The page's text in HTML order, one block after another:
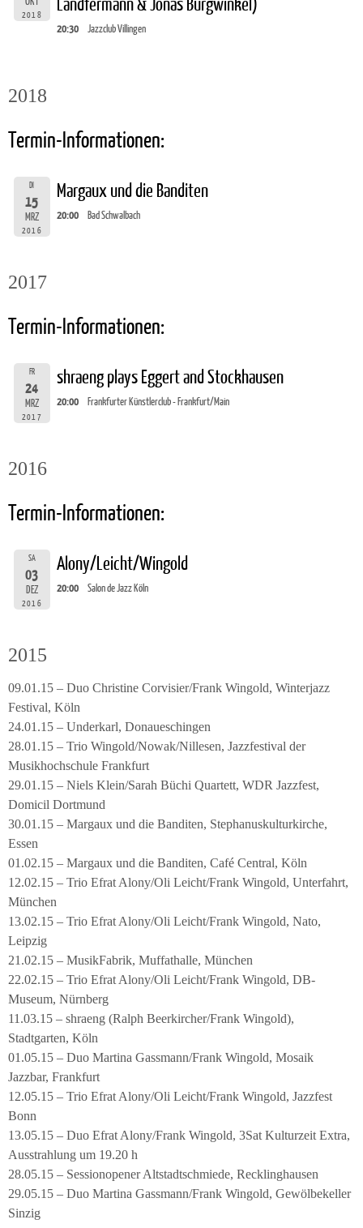
2018
Landfermann & Jonas Burgwinkel)
20:30 Jazzclub Villingen
2018
Termin-Informationen:
DI
15
MRZ
2016
Margaux und die Banditen
20:00 Bad Schwalbach
2017
Termin-Informationen:
FR
24
MRZ
2017
shraeng plays Eggert and Stockhausen
20:00 Frankfurter Künstlerclub - Frankfurt/Main
2016
Termin-Informationen:
SA
03
DEZ
2016
Alony/Leicht/Wingold
20:00 Salon de Jazz Köln
2015
09.01.15 – Duo Christine Corvisier/Frank Wingold, Winterjazz
Festival, Köln
24.01.15 – Underkarl, Donaueschingen
28.01.15 – Trio Wingold/Nowak/Nillesen, Jazzfestival der
Musikhochschule Frankfurt
29.01.15 – Niels Klein/Sarah Büchi Quartett, WDR Jazzfest,
Domicil Dortmund
30.01.15 – Margaux und die Banditen, Stephanuskulturkirche,
Essen
01.02.15 – Margaux und die Banditen, Café Central, Köln
12.02.15 – Trio Efrat Alony/Oli Leicht/Frank Wingold, Unterfahrt,
München
13.02.15 – Trio Efrat Alony/Oli Leicht/Frank Wingold, Nato,
Leipzig
21.02.15 – MusikFabrik, Muffathalle, München
22.02.15 – Trio Efrat Alony/Oli Leicht/Frank Wingold, DB-
Museum, Nürnberg
11.03.15 – shraeng (Ralph Beerkircher/Frank Wingold),
Stadtgarten, Köln
01.05.15 – Duo Martina Gassmann/Frank Wingold, Mosaik
Jazzbar, Frankfurt
12.05.15 – Trio Efrat Alony/Oli Leicht/Frank Wingold, Jazzfest
Bonn
13.05.15 – Duo Efrat Alony/Frank Wingold, 3Sat Kulturzeit Extra,
Ausstrahlung um 19.20 h
28.05.15 – Sessionopener Altstadtschmiede, Recklinghausen
29.05.15 – Duo Martina Gassmann/Frank Wingold, Gewölbekeller
Sinzig